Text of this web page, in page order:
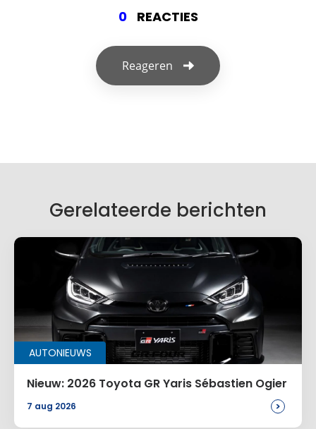
0 REACTIES
Reageren
Je e-mailadres wordt niet gepubliceerd.
Naam *
E-mail*
Gerelateerde berichten
AUTONIEUWS
Nieuw: 2026 Toyota GR Yaris Sébastien Ogier
7 aug 2026 >